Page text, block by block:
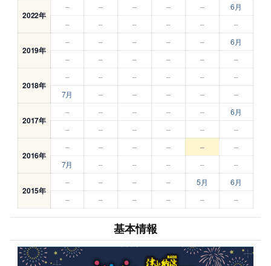
2022年
– – – – –
6月
–
– – – – –
2019年
– – – – –
6月
–
– – – – –
2018年
– – – – –
–
7月
– – – – –
2017年
– – – – –
6月
–
– – – – –
2016年
– – – – –
–
7月
– – – – –
2015年
– – – – 5月
6月
–
– – – – –
基本情報